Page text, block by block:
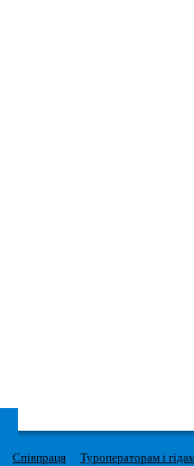
Співпраця Туроператорам і